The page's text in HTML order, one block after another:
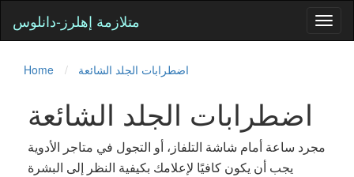
متلازمة إهلرز-دانلوس
Home اضطرابات الجلد الشائعة
اضطرابات الجلد الشائعة
مجرد ساعة أمام شاشة التلفاز، أو التجول في متاجر الأدوية
يجب أن يكون كافيًا لإعلامك بكيفية النظر إلى البشرة